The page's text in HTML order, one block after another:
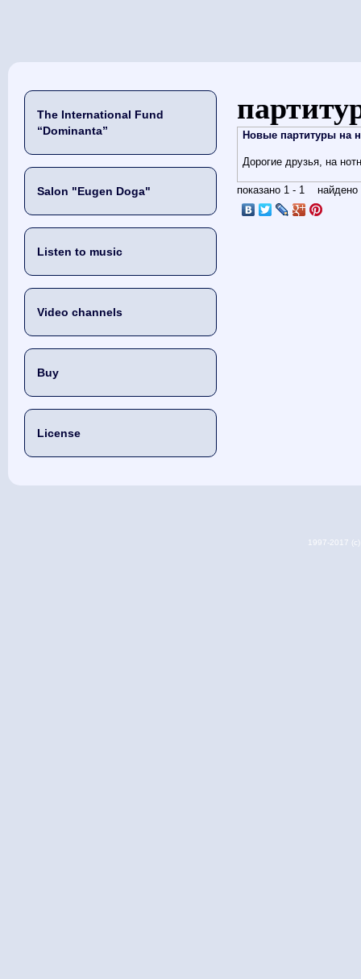
The International Fund
“Dominanta”
Salon "Eugen Doga"
Listen to music
Video channels
Buy
License
Новые партитуры на
Дорогие друзья, на
показано 1 - 1 найдено
1997-2017